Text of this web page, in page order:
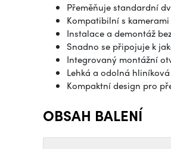
Přeměňuje standardní
Kompatibilní s kamerami
Instalace a demontáž
Snadno se připojuje k
Integrovaný montážní
Lehká a odolná
Kompaktní design pro
OBSAH BALENÍ